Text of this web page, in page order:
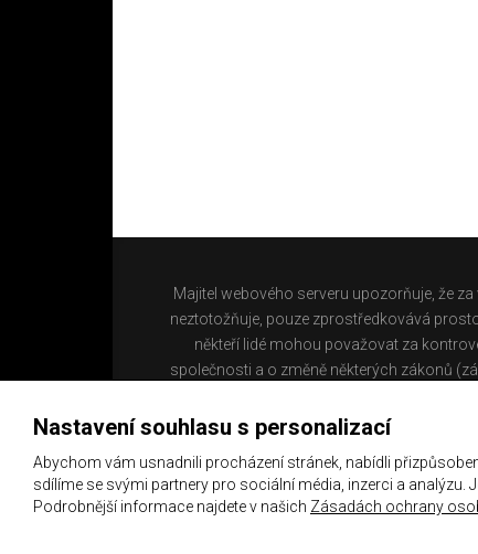
Majitel webového serveru upozorňuje, že
neztotožňuje, pouze zprostředkovává
někteří lidé mohou považovat za
společnosti a o změně některých zákonů
Nastavení souhlasu s personalizací
Abychom vám usnadnili procházení stránek, nabídli
sdílíme se svými partnery pro sociální média, inzerci a analýzu.
Podrobnější informace najdete v našich Zásadách ochrany